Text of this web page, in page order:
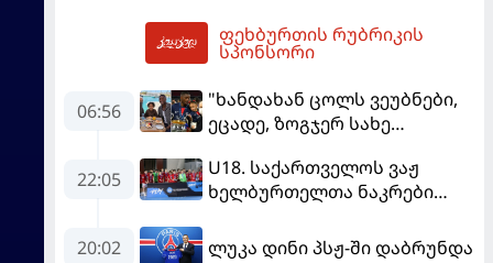
გაავრცელა
ფეხბურთის რუბრიკის
სპონსორი
06:56
"ხანდახან ცოლს ვეუბნები,
ეცადე, ზოგჯერ სახე
ამას მპასუხობს..." -
დემბელემ მეუღლის შესახებ
22:05
U18. საქართველოს ვაჟ
ხელბურთელთა ნაკრები
დაწინაურდა
20:02 ლუკა დინი პსჟ-ში დაბრუნდა